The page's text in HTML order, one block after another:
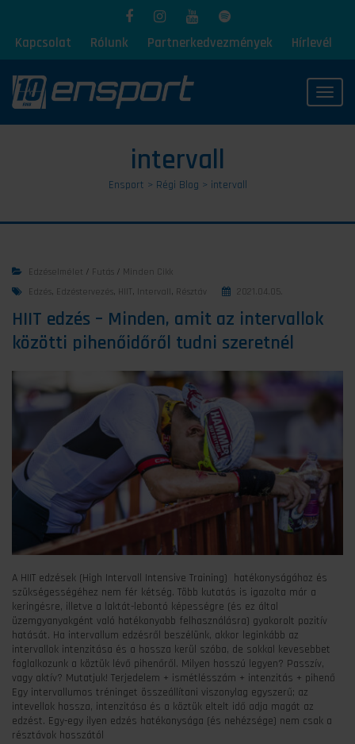
Kapcsolat Rólunk Partnerkedvezmények Hírlevél
intervall
Ensport > Régi Blog > intervall
Edzéselmélet / Futás / Minden Cikk
Edzés, Edzéstervezés, HIIT , Intervall, Résztáv 2021.04.05.
HIIT edzés – Minden, amit az intervallok
közötti pihenőidőről tudni szeretnél
A HIIT edzések (High Intervall Intensive Training) hatékonyságához és
szükségességéhez nem fér kétség. Több kutatás is igazolta már a
keringésre, illetve a laktát-lebontó képességre (és ez által
üzemgyanyakgént való hatékonyabb felhasználásra) gyakorolt pozitív
hatását. Ha intervallum edzésről beszélünk, akkor leginkább az
intervallok intenzitása és a hossza kerül szóba, de sokkal kevesebbet
foglalkozunk a köztük lévő pihenőről. Milyen hosszú legyen? Passzív,
vagy aktív? Mutatjuk! Terjedelem + ismétlésszám + intenzitás + pihenő
Egy intervallumos tréninget összeállítani viszonylag egyszerű; az
intevellok hossza, intenzitása és a köztük eltelt idő adja magát az
edzést. Egy-egy ilyen edzés hatékonysága (és nehézsége) nem csak a
résztávok hosszától